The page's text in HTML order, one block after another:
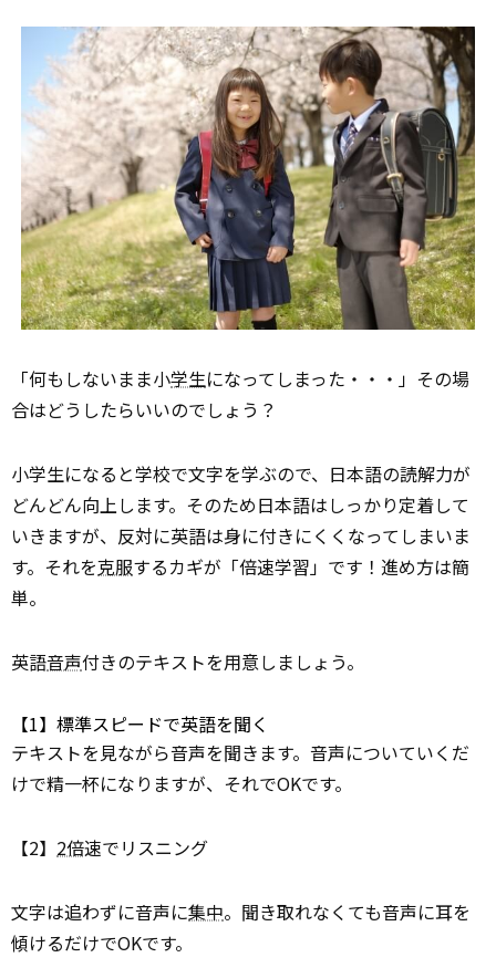
「何もしないまま小学生になってしまった・・・」その場
合はどうしたらいいのでしょう？
小学生になると学校で文字を学ぶので、日本語の読解力が
どんどん向上します。そのため日本語はしっかり定着して
いきますが、反対に英語は身に付きにくくなってしまいま
す。それを克服するカギが「倍速学習」です！進め方は簡
単。
英語音声付きのテキストを用意しましょう。
【1】標準スピードで英語を聞く
テキストを見ながら音声を聞きます。音声についていくだ
けで精一杯になりますが、それでOKです。
【2】 2倍速でリスニング
文字は追わずに音声に集中。聞き取れなくても音声に耳を
傾けるだけでOKです。